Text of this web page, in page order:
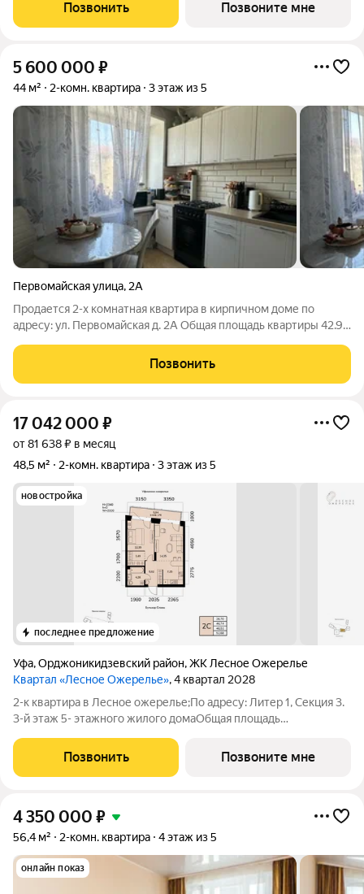
года.Квартира с свободной планировкой,
Позвонить Позвоните мне
5 600 000 ₽
44 м² 2-комн. квартира 3 этаж из 5
Первомайская улица, 2А
Продается 2-х комнатная квартира в кирпичном доме по
адресу: ул. Первомайская д. 2А Общая площадь квартиры 42.9
пластиковые окна, застеклён балкон Полусухая стяжка пола
Полностью заменена
Позвонить
17 042 000 ₽
от 81 638 ₽ в месяц
48,5 м²
2-комн. квартира 3 этаж из 5
новостройка
последнее предложение
Уфа,Орджоникидзевский район,ЖК Лесное Ожерелье
Квартал «Лесное Ожерелье», 4 квартал 2028
2-к квартира в Лесное ожерелье;По адресу: Литер 1, Секция 3.
3-й этаж 5- этажного жилого домаОбщая площадь
Трест".Срок окончания строительства: 4 квартал 2028
года.Квартира с свободной планировкой,
Позвонить Позвоните мне
4 350 000 ₽
56,4 м² 2-комн. квартира 4 этаж из 5
онлайн показ